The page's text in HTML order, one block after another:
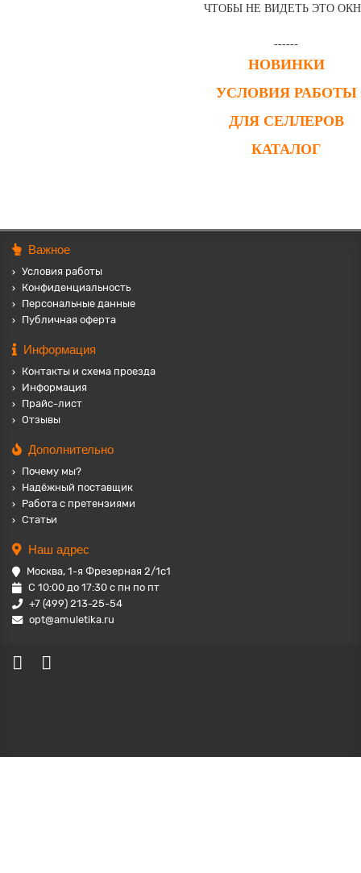
ЧТОБЫ НЕ ВИДЕТЬ ЭТО
------
НОВИНКИ
УСЛОВИЯ РАБОТЫ
ДЛЯ СЕЛЛЕРОВ
КАТАЛОГ
Важное
Условия работы
Конфиденциальность
Персональные данные
Публичная оферта
Информация
Контакты и схема проезда
Информация
Прайс-лист
Отзывы
Дополнительно
Почему мы?
Надёжный поставщик
Работа с претензиями
Статьи
Наш адрес
Москва, 1-я Фрезерная 2/1с1
С 10:00 до 17:30 с пн по пт
+7 (499) 213-25-54
opt@amuletika.ru